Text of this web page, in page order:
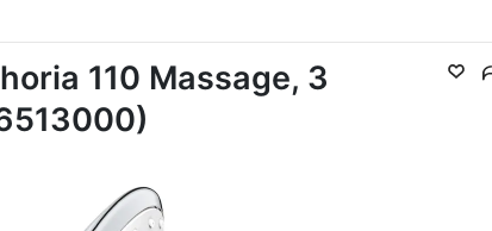
110 Massage, 3